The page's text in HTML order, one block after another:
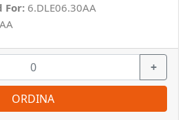
For: 6.DLE06.30AA
+
ORDINA